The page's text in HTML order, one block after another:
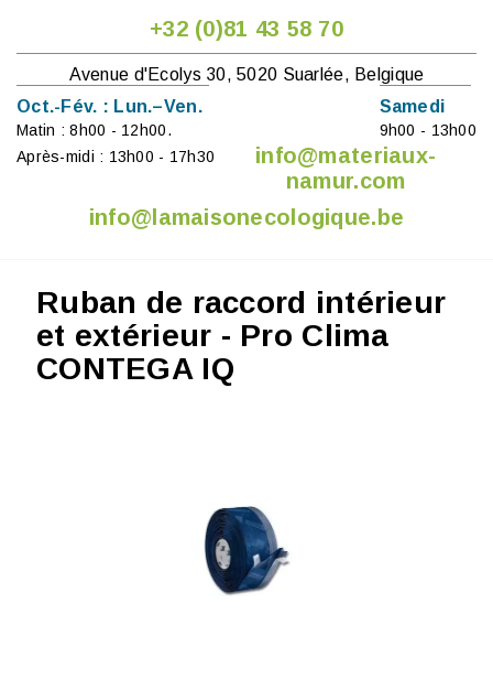
+32 (0)81 43 58 70
Avenue d'Ecolys 30, 5020 Suarlée, Belgique
Oct.-Fév. : Lun.–Ven.
Matin : 8h00 - 12h00.
Après-midi : 13h00 - 17h30
Samedi
9h00 - 13h00
info@materiaux-
namur.com
info@lamaisonecologique.be
Ruban de raccord intérieur
et extérieur - Pro Clima
CONTEGA IQ